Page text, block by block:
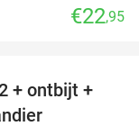
€22,95
32%
+ ontbijt +